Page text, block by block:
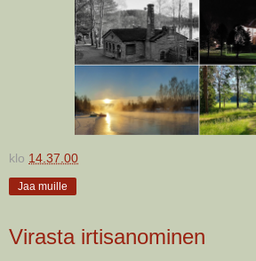
klo 14.37.00
Jaa muille
Virasta irtisanominen